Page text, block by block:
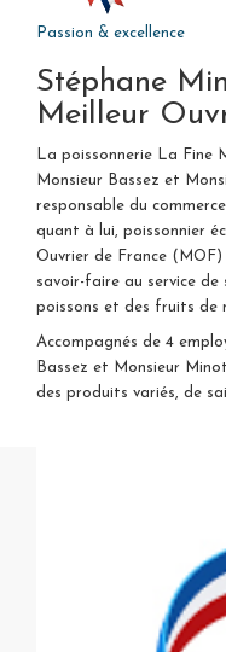
Passion & excellence
Stéphane
Meilleur
La poissonnerie La Fine
Monsieur Bassez et
responsable du
quant à lui, poissonnier
Ouvrier de France
savoir-faire au service de
poissons et des fruits de
Accompagnés de 4
Bassez et Monsieur
des produits variés, de